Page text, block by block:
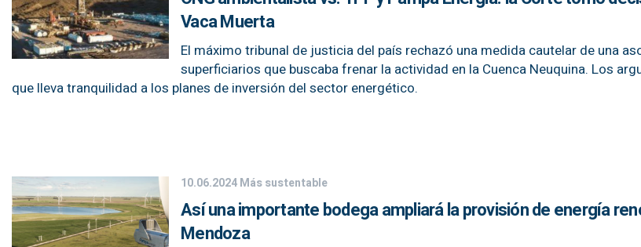
Vaca Muerta
El máximo tribunal de justicia del país rechazó una medida cautelar de una
superficiarios que buscaba frenar la actividad en la Cuenca Neuquina. Los
que lleva tranquilidad a los planes de inversión del sector energético.
10.06.2024Más sustentable
Así una importante bodega ampliará la provisión de energía
Mendoza